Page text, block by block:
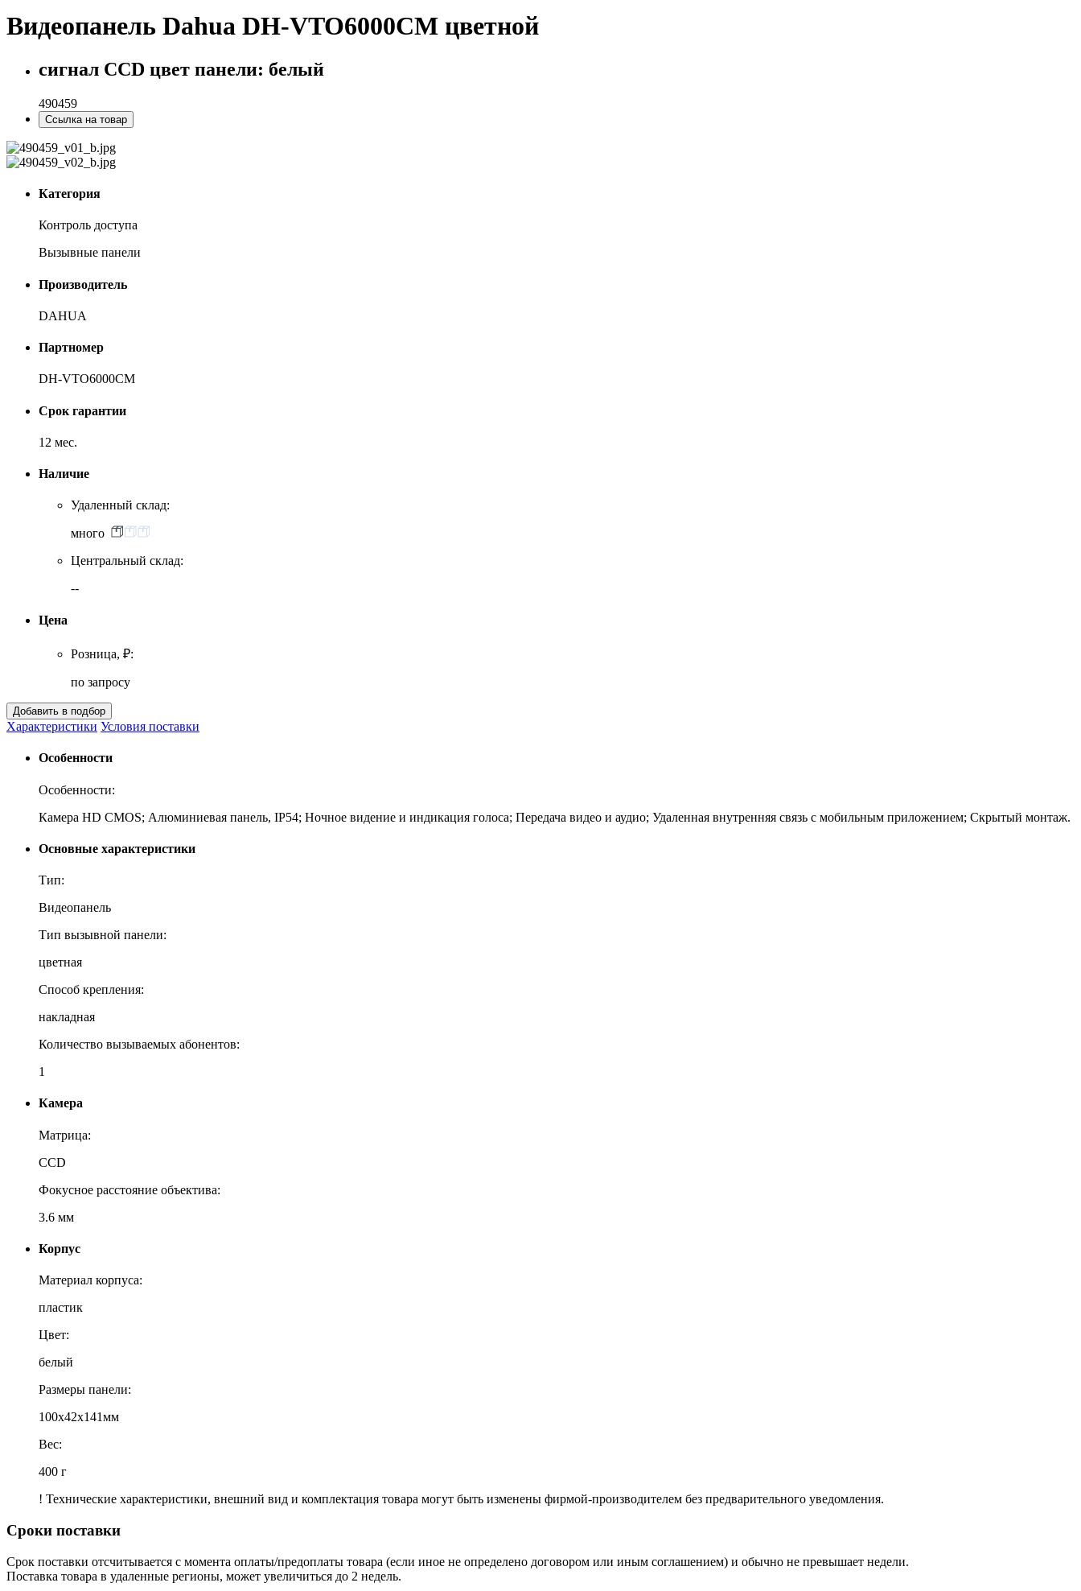
Видеопанель Dahua DH-VTO6000CM цветной
сигнал CCD цвет панели: белый
490459
Ссылка на товар
Категория
Контроль доступа
Вызывные панели
Производитель
DAHUA
Партномер
DH-VTO6000CM
Срок гарантии
12 мес.
Наличие
Удаленный склад:
много
Центральный склад:
--
Цена
Розница, ₽:
по запросу
Характеристики Условия поставки
Особенности
Особенности:
Камера HD CMOS; Алюминиевая панель, IP54; Ночное видение и индикация голоса; Передача видео и аудио; Удаленная внутренняя связь с мобильным приложением; Скрытый монтаж.
Основные характеристики
Тип:
Видеопанель
Тип вызывной панели:
цветная
Способ крепления:
накладная
Количество вызываемых абонентов:
1
Камера
Матрица:
CCD
Фокусное расстояние объектива:
3.6 мм
Корпус
Материал корпуса:
пластик
Цвет:
белый
Размеры панели:
100x42x141мм
Вес:
400 г
! Технические характеристики, внешний вид и комплектация товара могут быть изменены фирмой-производителем без предварительного уведомления.
Сроки поставки
Срок поставки отсчитывается с момента оплаты/предоплаты товара (если иное не определено договором или иным соглашением) и обычно не превышает недели.
Поставка товара в удаленные регионы, может увеличиться до 2 недель.